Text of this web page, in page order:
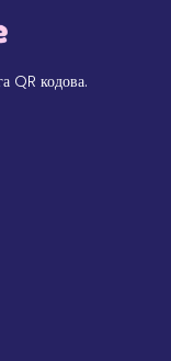
QR кодова.